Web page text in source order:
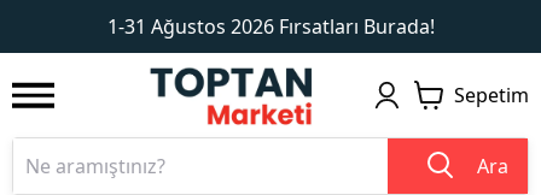
1-31 Ağustos 2026 Fırsatları Burada!
1 2
Sepetim
Ara